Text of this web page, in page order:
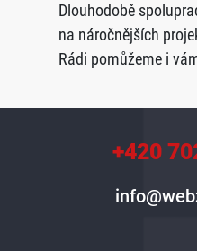
Dlouhodobě
na náročnějších
Rádi pomůžeme i
+420